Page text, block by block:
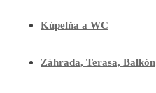
Kúpelňa a WC
Záhrada, Terasa, Balkón